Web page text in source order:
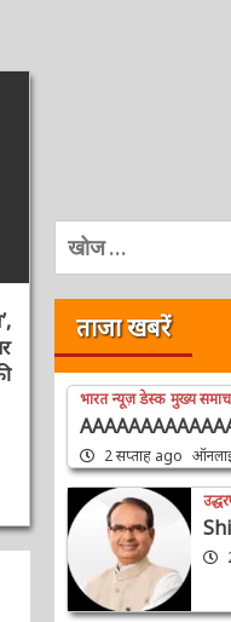
खोजें:
ताजा खबरें
भारत न्यूज़ डेस्क मुख्य समाचार
2 सप्ताह ago ऑनलाईन
उद्धरण
2
भारत